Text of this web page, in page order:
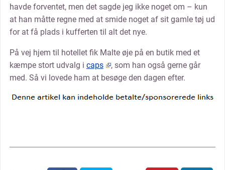
havde forventet, men det sagde jeg ikke noget om – kun
at han måtte regne med at smide noget af sit gamle tøj ud
for at få plads i kufferten til alt det nye.
På vej hjem til hotellet fik Malte øje på en butik med et
kæmpe stort udvalg i caps
, som han også gerne går
med. Så vi lovede ham at besøge den dagen efter.